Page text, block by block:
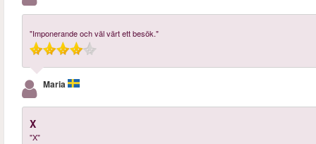
"Imponerande och väl värt ett besök."
Maria
X
"X"